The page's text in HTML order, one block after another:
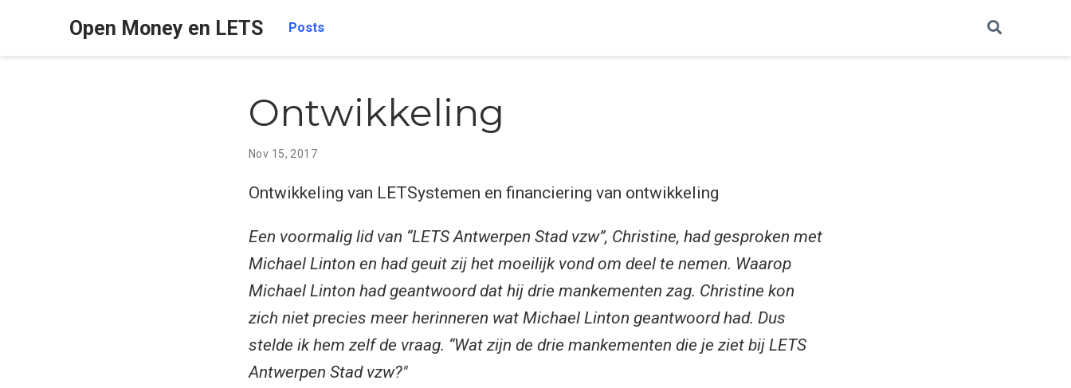
Open Money en LETS Posts
Ontwikkeling
Nov 15, 2017
Ontwikkeling van LETSystemen en financiering van ontwikkeling
Een voormalig lid van “LETS Antwerpen Stad vzw”, Christine, had gesproken met
Michael Linton en had geuit zij het moeilijk vond om deel te nemen. Waarop
Michael Linton had geantwoord dat hij drie mankementen zag. Christine kon
zich niet precies meer herinneren wat Michael Linton geantwoord had. Dus
stelde ik hem zelf de vraag. “Wat zijn de drie mankementen die je ziet bij LETS
Antwerpen Stad vzw?"